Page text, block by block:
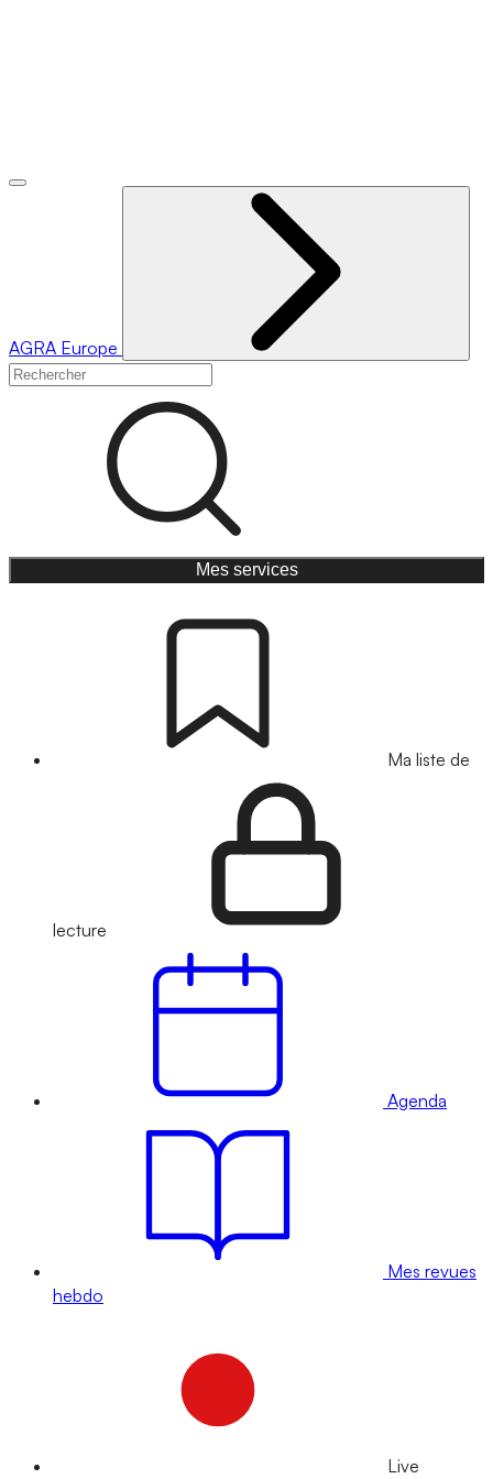
AGRA Europe
Mes services
Ma liste de
lecture
Agenda
Mes revues
hebdo
Live